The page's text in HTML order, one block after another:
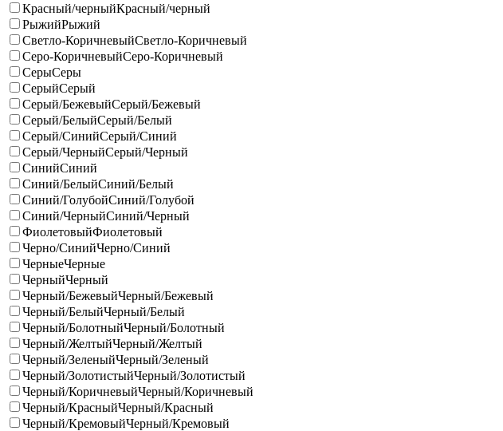
Красный/черныйКрасный/черный
РыжийРыжий
Светло-КоричневыйСветло-Коричневый
Серо-КоричневыйСеро-Коричневый
СерыСеры
СерыйСерый
Серый/БежевыйСерый/Бежевый
Серый/БелыйСерый/Белый
Серый/СинийСерый/Синий
Серый/ЧерныйСерый/Черный
СинийСиний
Синий/БелыйСиний/Белый
Синий/ГолубойСиний/Голубой
Синий/ЧерныйСиний/Черный
ФиолетовыйФиолетовый
Черно/СинийЧерно/Синий
ЧерныеЧерные
ЧерныйЧерный
Черный/БежевыйЧерный/Бежевый
Черный/БелыйЧерный/Белый
Черный/БолотныйЧерный/Болотный
Черный/ЖелтыйЧерный/Желтый
Черный/ЗеленыйЧерный/Зеленый
Черный/ЗолотистыйЧерный/Золотистый
Черный/КоричневыйЧерный/Коричневый
Черный/КрасныйЧерный/Красный
Черный/КремовыйЧерный/Кремовый